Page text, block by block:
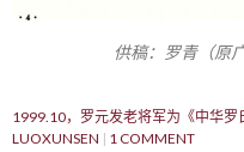
供稿：罗青（原
1999.10，罗元发老将军为《中华罗
LUOXUNSEN
1 COMMENT